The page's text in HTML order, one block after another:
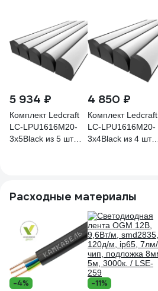
5 934 ₽
Комплект Ledcraft
LC-LPU1616M20-
3x5Black из 5 шт
крепежа)
4 850 ₽
Комплект Ledcraft
LC-LPU1616M20-
3x4Black из 4 шт
крепежа)
1616350011
Расходные материалы
-4% -11%